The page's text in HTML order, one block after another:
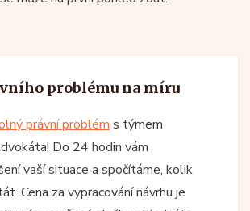
problému na míru
právní problém s týmem
Do 24 hodin vám
vaší situace a spočítáme, kolik
Cena za vypracování návrhu je